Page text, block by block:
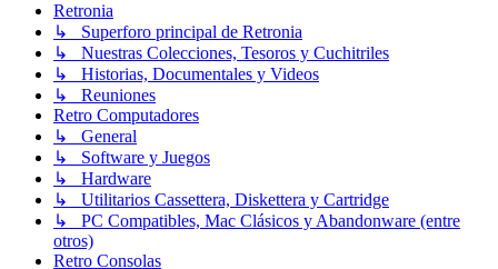
Retronia
↳ Superforo principal de Retronia
↳ Nuestras Colecciones, Tesoros y Cuchitriles
↳ Historias, Documentales y Videos
↳ Reuniones
Retro Computadores
↳ General
↳ Software y Juegos
↳ Hardware
↳ Utilitarios Cassettera, Diskettera y Cartridge
↳ PC Compatibles, Mac Clásicos y Abandonware (entre
otros)
Retro Consolas